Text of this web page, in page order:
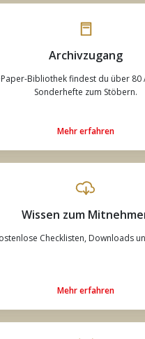
Archivzugang
Bibliothek findest du über 80
Sonderhefte zum Stöbern.
Mehr erfahren
Wissen zum
Checklisten, Downloads
Mehr erfahren